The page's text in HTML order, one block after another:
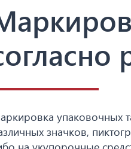
упаковочных
значков,